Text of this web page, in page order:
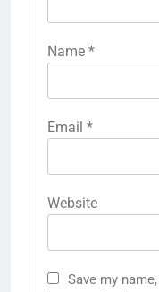
Name *
Email *
Website
Save my